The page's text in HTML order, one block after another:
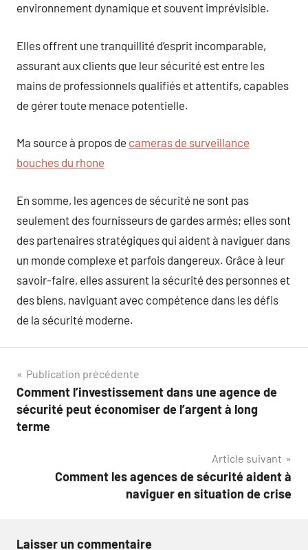
environnement dynamique et souvent imprévisible.
Elles offrent une tranquillité d’esprit incomparable,
assurant aux clients que leur sécurité est entre les
mains de professionnels qualifiés et attentifs, capables
de gérer toute menace potentielle.
Ma source à propos de cameras de surveillance
bouches du rhone
En somme, les agences de sécurité ne sont pas
seulement des fournisseurs de gardes armés; elles sont
des partenaires stratégiques qui aident à naviguer dans
un monde complexe et parfois dangereux. Grâce à leur
savoir-faire, elles assurent la sécurité des personnes et
des biens, naviguant avec compétence dans les défis
de la sécurité moderne.
Navigation
de
l’article
Publication précédente
Comment l’investissement dans une agence de
sécurité peut économiser de l’argent à long
terme
Article suivant
Comment les agences de sécurité aident à
naviguer en situation de crise
Laisser un commentaire